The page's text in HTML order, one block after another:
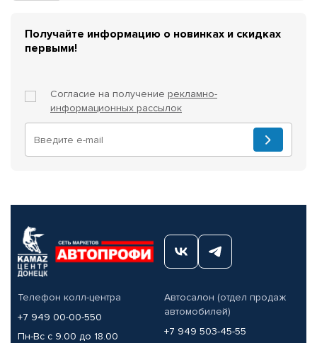
Получайте информацию о новинках и скидках
первыми!
Согласие на получение рекламно-
информационных рассылок
Телефон колл-центра
+7 949 00-00-550
Пн-Вс с 9.00 до 18.00
Автосалон (отдел продаж
автомобилей)
+7 949 503-45-55